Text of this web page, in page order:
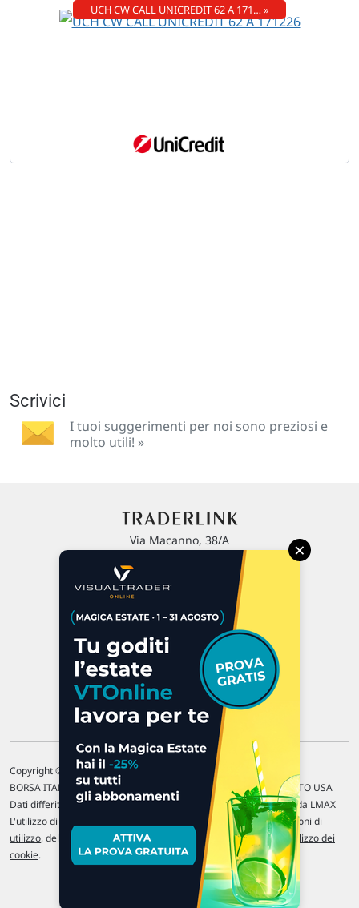
UCH CW CALL UNICREDIT 62 A 171… »
Scrivici
I tuoi suggerimenti per noi sono preziosi e
molto utili! »
Via Macanno, 38/A
P.IVA 02 452 460 401
Chi siamo
Commenti e segnalazioni
Contattaci
Copyright © 1996-2026 Traderlink Italia s.r.l.
BORSA ITALIANA Quotazioni di borsa differite di 15 min. / MERCATO USA
Dati differiti di 15 min. (fonte Intrinio) / FOREX Quotazioni fornite da LMAX
L'utilizzo di questo sito implica l'accettazione delle nostre Condizioni di
utilizzo, del Disclaimer MAR, delle Politiche sulla privacye dell' Utilizzo dei
cookie.
×